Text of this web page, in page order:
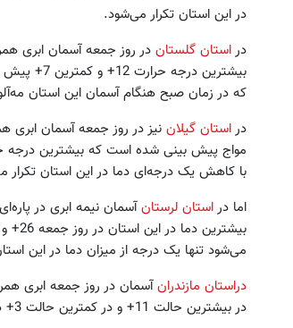
در این استان تکرار می‌شود.
دراستان گلستان در روز جمعه آسمان ابری
بیشترین
که در زمان صبح هنگام آسمان این استان
دراستان گیلان نیز در روز جمعه آسمان ابری
با کاهش یک درجه‌ای دما در این استان تکرار
اما دراستان لرستانآسمان نیمه ابری در
می‌شود تنها یک درجه از میزان دما در این
دراستان مازندرانآسمان در روز جمعه ابری
در بیشترین حالت 11+ و در کمترین حالت 3+ درجه پیش‌بینی شده است.